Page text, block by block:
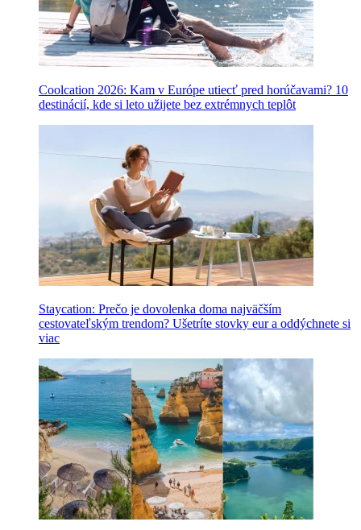
Coolcation 2026: Kam v Európe utiecť pred horúčavami? 10
destinácií, kde si leto užijete bez extrémnych teplôt
Staycation: Prečo je dovolenka doma najväčším
cestovateľským trendom? Ušetríte stovky eur a oddýchnete si
viac